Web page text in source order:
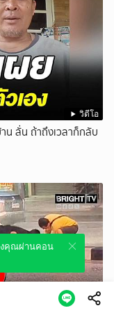
วิดีโอ
น ลั่น ถ้าถึงเวลาก็กลับ
นี้บน
คุณผ่านคอน